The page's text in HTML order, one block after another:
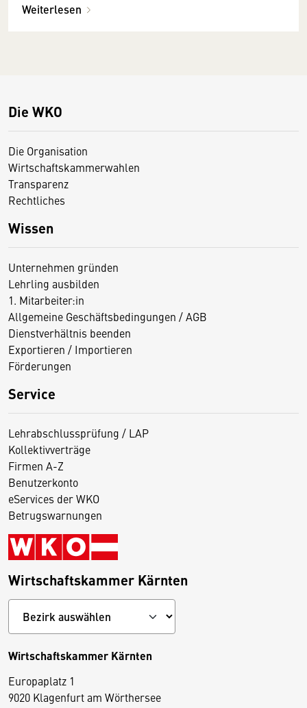
Weiterlesen
Die WKO
Die Organisation
Wirtschaftskammerwahlen
Transparenz
Rechtliches
Wissen
Unternehmen gründen
Lehrling ausbilden
1. Mitarbeiter:in
Allgemeine Geschäftsbedingungen / AGB
Dienstverhältnis beenden
Exportieren / Importieren
Förderungen
Service
Lehrabschlussprüfung / LAP
Kollektivverträge
Firmen A-Z
Benutzerkonto
eServices der WKO
Betrugswarnungen
Wirtschaftskammer Kärnten
Wirtschaftskammer Kärnten
Europaplatz 1
9020 Klagenfurt am Wörthersee